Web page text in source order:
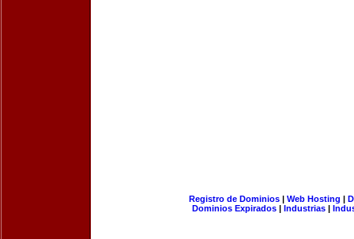
Registro de Dominios| Web Hosting |
Dominios Expirados | Industrias |